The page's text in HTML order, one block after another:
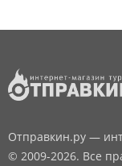
Отправкин.ру —
© 2009-2026. Все